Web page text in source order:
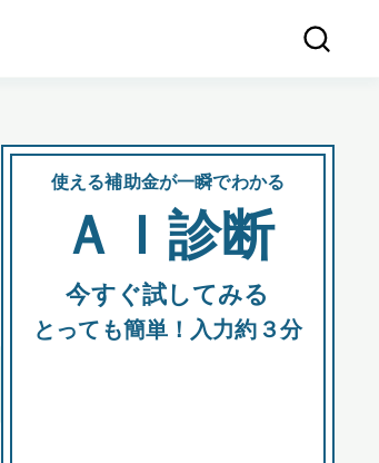
使える補助金が一瞬でわかる
ＡＩ診断
今すぐ試してみる
とっても簡単！入力約３分